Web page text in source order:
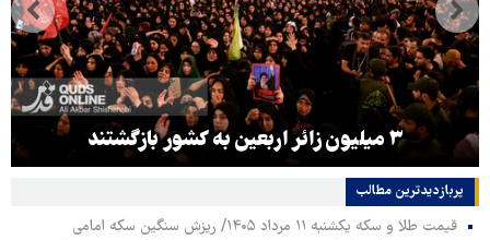
۳ میلیون زائر اربعین به کشور بازگشتند
پربازدیدترین‌ مطالب
قیمت طلا و سکه یکشنبه ۱۱ مرداد ۱۴۰۵/ ریزش سنگین سکه امامی